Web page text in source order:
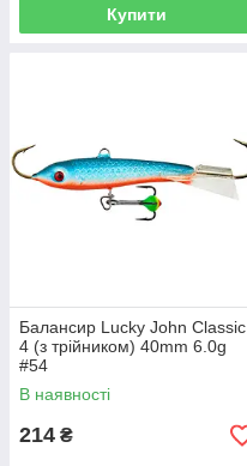
Купити
Балансир Lucky John Classic
4 (з трійником) 40mm 6.0g
#54
В наявності
214 ₴